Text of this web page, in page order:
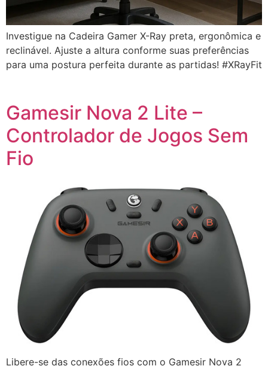
Investigue na Cadeira Gamer X-Ray preta, ergonômica e
reclinável. Ajuste a altura conforme suas preferências
para uma postura perfeita durante as partidas! #XRayFit
Gamesir Nova 2 Lite –
Controlador de Jogos Sem
Fio
Libere-se das conexões fios com o Gamesir Nova 2